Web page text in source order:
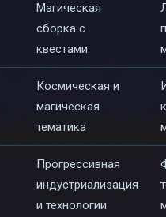
Магическая
сборка с
квестами
Космическая и
магическая
тематика
Прогрессивная
индустриализация
и технологии